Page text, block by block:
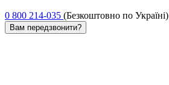
0 800 214-035 (Безкоштовно по Україні)
Вам передзвонити?